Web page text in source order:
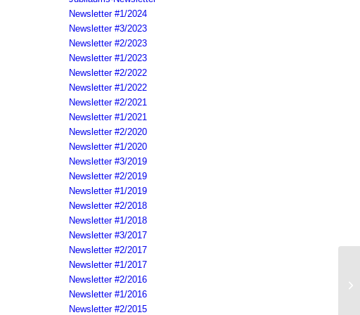
Newsletter #1/2024
Newsletter #3/2023
Newsletter #2/2023
Newsletter #1/2023
Newsletter #2/2022
Newsletter #1/2022
Newsletter #2/2021
Newsletter #1/2021
Newsletter #2/2020
Newsletter #1/2020
Newsletter #3/2019
Newsletter #2/2019
Newsletter #1/2019
Newsletter #2/2018
Newsletter #1/2018
Newsletter #3/2017
Newsletter #2/2017
Newsletter #1/2017
Newsletter #2/2016
Newsletter #1/2016
Newsletter #2/2015